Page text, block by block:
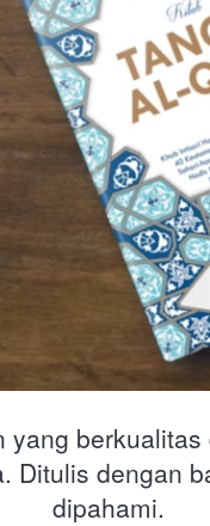
Ditulis dengan
dipahami.